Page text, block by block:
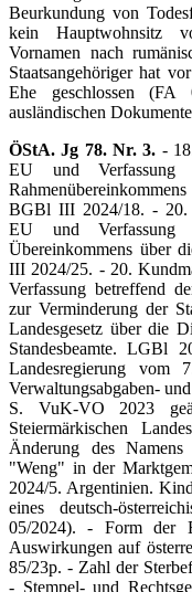
Beurkundung von
kein Hauptwohnsitz
Vornamen nach
Staatsangehöriger hat
Ehe geschlossen
ausländischen
ÖStA. Jg 78. Nr. 3. -
EU und Verfassung
BGBl III 2024/18. - 20.
EU und Verfassung
Übereinkommens über
III 2024/25. - 20.
Verfassung betreffend
zur Verminderung der
Landesgesetz über die
Standesbeamte. LGBl
Landesregierung
Verwaltungsabgaben-
S. VuK-VO 2023
Steiermärkischen
Änderung des
"Weng" in der
2024/5. Argentinien.
eines deutsch-
05/2024). - Form der
Auswirkungen auf
85/23p. - Zahl der
- Stempel- und